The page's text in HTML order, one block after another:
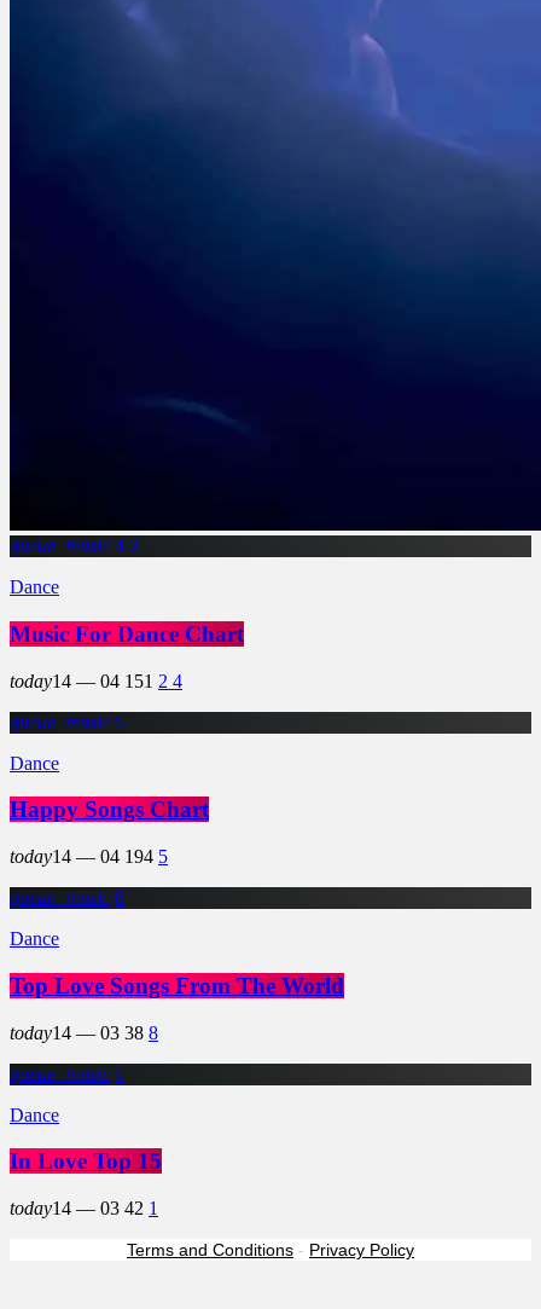
queue_music 4 2
Dance
Music For Dance Chart
today14 — 04 151 2 4
queue_music 5
Dance
Happy Songs Chart
today14 — 04 194 5
queue_music 8
Dance
Top Love Songs From The World
today14 — 03 38 8
queue_music 1
Dance
In Love Top 15
today14 — 03 42 1
Terms and Conditions - Privacy Policy